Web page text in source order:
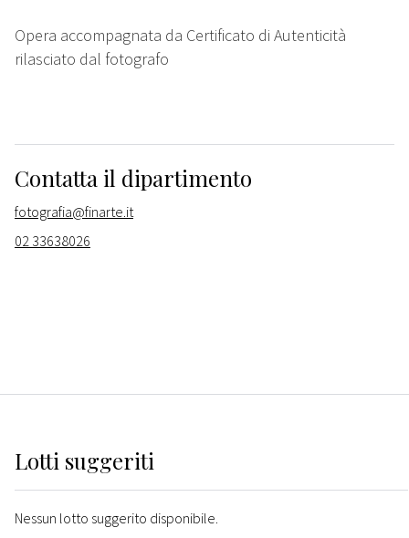
Opera accompagnata da Certificato di Autenticità
rilasciato dal fotografo
Contatta il dipartimento
fotografia@finarte.it
02 33638026
Lotti suggeriti
Nessun lotto suggerito disponibile.